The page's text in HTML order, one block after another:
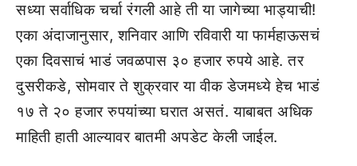
सध्या सर्वाधिक चर्चा रंगली आहे ती या जागेच्या भाड्याची!
एका अंदाजानुसार, शनिवार आणि रविवारी या फार्महाऊसचं
एका दिवसाचं भाडं जवळपास ३० हजार रुपये आहे. तर
दुसरीकडे, सोमवार ते शुक्रवार या वीक डेजमध्ये हेच भाडं
१७ ते २० हजार रुपयांच्या घरात असतं. याबाबत अधिक
माहिती हाती आल्यावर बातमी अपडेट केली जाईल.